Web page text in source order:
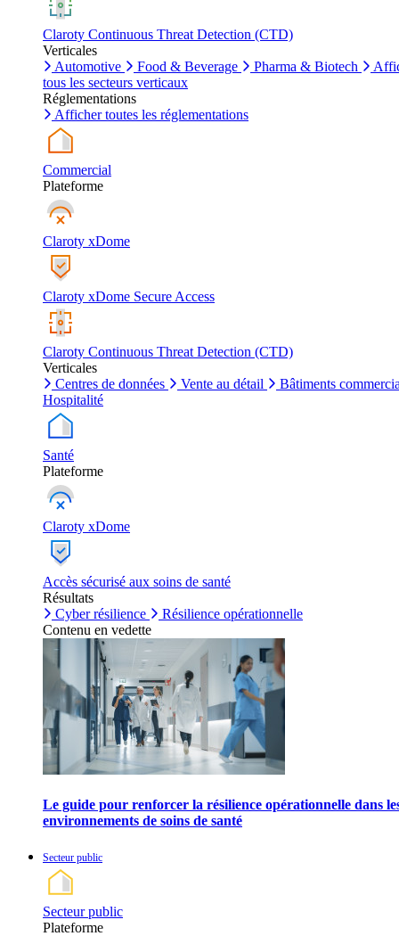
Claroty Continuous Threat Detection (CTD)
Verticales
Automotive
Food & Beverage Pharma & Biotech
tous les secteurs verticaux
Réglementations
Afficher toutes les réglementations
Commercial
Plateforme
Claroty xDome
Claroty xDome Secure Access
Claroty Continuous Threat Detection (CTD)
Verticales
Centres de données
Vente au détail
Bâtiments
Hospitalité
Santé
Plateforme
Claroty xDome
Accès sécurisé aux soins de santé
Résultats
Cyber résilience
Résilience opérationnelle
Contenu en vedette
Le guide pour renforcer la résilience opérationnelle dans
environnements de soins de santé
Secteur public
Secteur public
Plateforme